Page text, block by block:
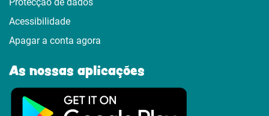
Acessibilidade
Apagar a conta agora
As nossas aplicações